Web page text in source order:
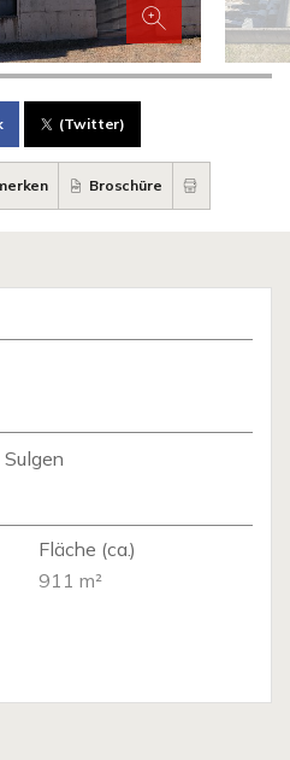
(Twitter)
Broschüre
Fläche (ca.)
911 m²